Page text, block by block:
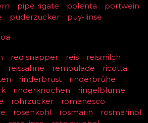
pipe rigate polenta
portwein
puderzucker puy-linse
red snapper reis
reismilch
reissahne remoulade
ricotta
rinderbrust
rinderbrühe
rinderknochen
ringelblume
rohrzucker
romanesco
rosenkohl rosmarin
rosmarinöl